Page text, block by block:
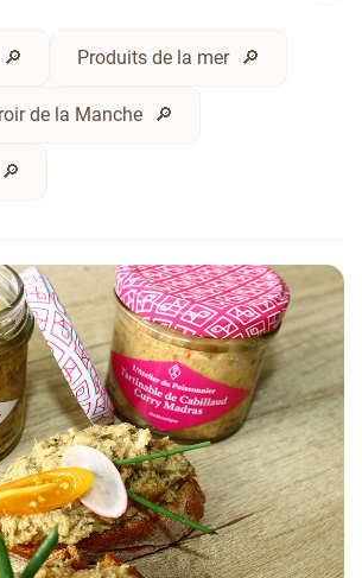
Produits de la mer
de la Manche